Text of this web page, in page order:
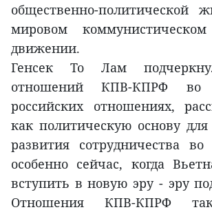
общественно-политической
мировом
движении.
Генсек То Лам
отношений КПВ-КПРФ во
российских отношениях,
как политическую основу
развития сотрудничества во
особенно сейчас, когда
вступить в новую эру - эру
Отношения КПВ-КПРФ